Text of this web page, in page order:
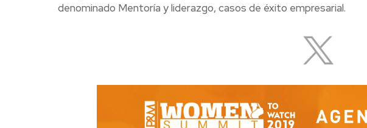
denominado Mentoría y liderazgo, casos de éxito empresarial.